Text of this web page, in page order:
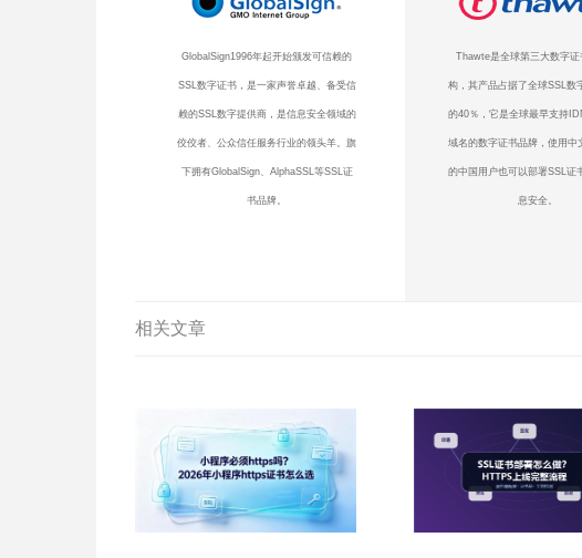
GlobalSign1996年起开始颁发可信赖的
SSL数字证书，是一家声誉卓越、备受信
赖的SSL数字提供商，是信息安全领域的
佼佼者、公众信任服务行业的领头羊。旗
下拥有GlobalSign、AlphaSSL等SSL证
书品牌。
Thawte是全球第三大数字证
构，其产品占据了全球SSL数
的40％，它是全球最早支持
域名的数字证书品牌，使用中
的中国用户也可以部署SSL证
息安全。
相关文章